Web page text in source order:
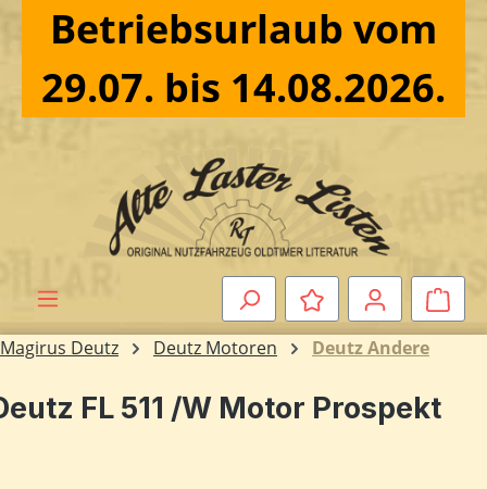
Zum Hauptinhalt springen
Betriebsurlaub vom
29.07. bis 14.08.2026.
Magirus Deutz Deutz Motoren Deutz Andere
FL 511 /W Motor Prospekt